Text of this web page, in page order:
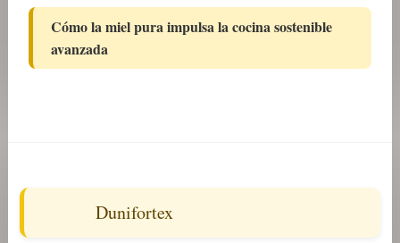
Cómo la miel pura impulsa la cocina sostenible
avanzada
Dunifortex